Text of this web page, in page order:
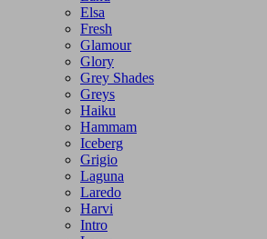
Elsa
Fresh
Glamour
Glory
Grey Shades
Greys
Haiku
Hammam
Iceberg
Grigio
Laguna
Laredo
Harvi
Intro